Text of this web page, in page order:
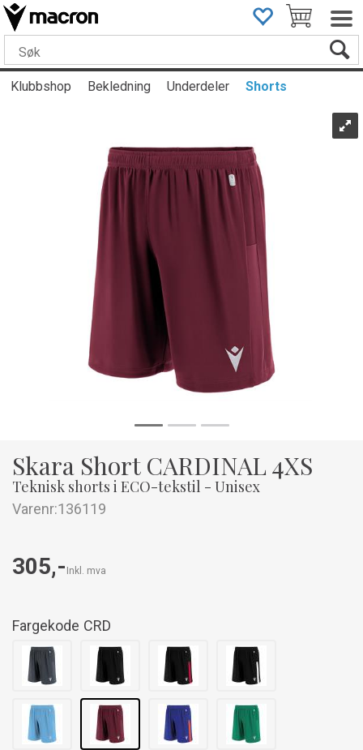
Klubbshop Bekledning Underdeler Shorts
Skara Short CARDINAL 4XS
Teknisk shorts i ECO-tekstil - Unisex
Varenr:136119
305,- Inkl. mva
Fargekode CRD